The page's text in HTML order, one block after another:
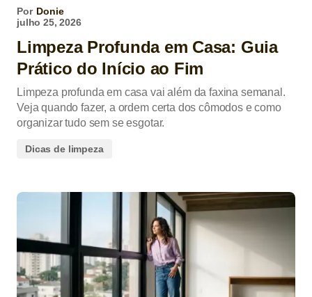
Por Donie
julho 25, 2026
Limpeza Profunda em Casa: Guia
Prático do Início ao Fim
Limpeza profunda em casa vai além da faxina semanal.
Veja quando fazer, a ordem certa dos cômodos e como
organizar tudo sem se esgotar.
Dicas de limpeza